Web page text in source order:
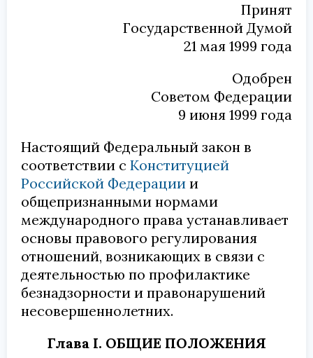
Принят
Государственной Думой
21 мая 1999 года
Одобрен
Советом Федерации
9 июня 1999 года
Настоящий Федеральный закон в
соответствии с Конституцией
Российской Федерации и
общепризнанными нормами
международного права устанавливает
основы правового регулирования
отношений, возникающих в связи с
деятельностью по профилактике
безнадзорности и правонарушений
несовершеннолетних.
Глава I. ОБЩИЕ ПОЛОЖЕНИЯ